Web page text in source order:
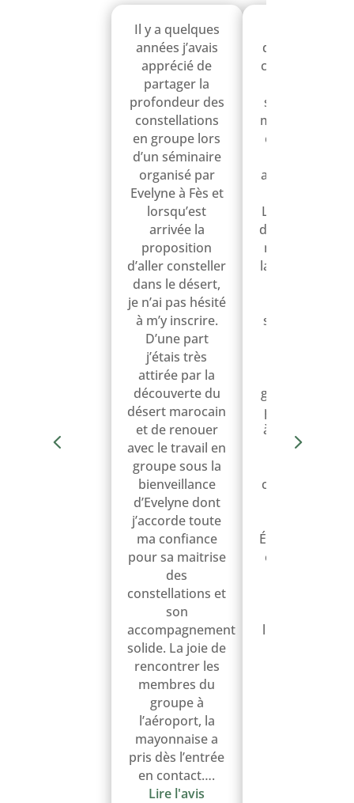
Il y a quelques
années j’avais
apprécié de
partager la
profondeur des
constellations
en groupe lors
d’un séminaire
organisé par
Evelyne à Fès et
lorsqu’est
arrivée la
proposition
d’aller consteller
dans le désert,
je n’ai pas hésité
à m’y inscrire.
D’une part
j’étais très
attirée par la
découverte du
désert marocain
et de renouer
avec le travail en
groupe sous la
bienveillance
d’Evelyne dont
j’accorde toute
ma confiance
pour sa maitrise
des
constellations et
son
accompagnement
solide. La joie de
rencontrer les
membres du
groupe à
l’aéroport, la
mayonnaise a
pris dès l’entrée
en contact….
Lire l'avis
de chaque
chaque nuit,
simplement au
milieu de la
et du soleil, les
autour de
La sensation
détachement
non essentiel à
la vie de tous
séances c’est la
groupe.
personne a été
à sa place pour
le meilleur et
Émotions de
et de tristesse,
liberté face